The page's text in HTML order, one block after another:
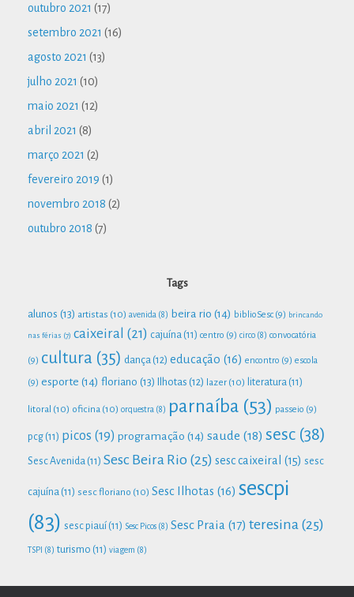
outubro 2021 (17)
setembro 2021 (16)
agosto 2021 (13)
julho 2021 (10)
maio 2021 (12)
abril 2021 (8)
março 2021 (2)
fevereiro 2019 (1)
novembro 2018 (2)
outubro 2018 (7)
Tags
alunos (13) artistas (10) avenida (8) beira rio (14) biblioSesc (9) brincando
nas férias (7) caixeiral (21) cajuína (11) centro (9) circo (8) convocatória
(9) cultura (35) dança (12) educação (16) encontro (9) escola
(9) esporte (14) floriano (13) Ilhotas (12) lazer (10) literatura (11)
litoral (10) oficina (10) orquestra (8) parnaíba (53) passeio (9)
pcg (11) picos (19) programação (14) saude (18) sesc (38)
Sesc Avenida (11) Sesc Beira Rio (25) sesc caixeiral (15) sesc
cajuína (11) sesc floriano (10) Sesc Ilhotas (16) sescpi
(83) sesc piauí (11) Sesc Picos (8) Sesc Praia (17) teresina (25)
TSPI (8) turismo (11) viagem (8)